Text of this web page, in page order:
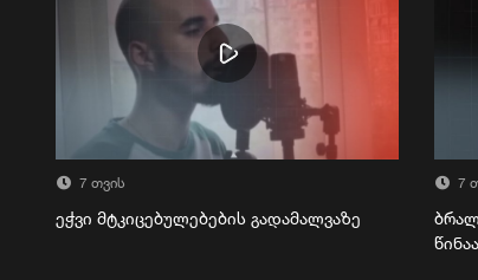
7 თვის
ეჭვი მტკიცებულებების გადამალვაზე
7